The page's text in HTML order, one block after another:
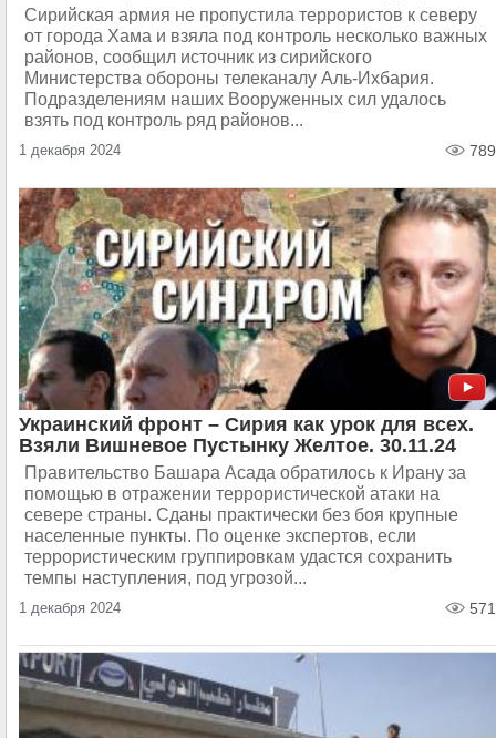
Сирийская армия не пропустила террористов к северу
от города Хама и взяла под контроль несколько важных
районов, сообщил источник из сирийского
Министерства обороны телеканалу Аль-Ихбария.
Подразделениям наших Вооруженных сил удалось
взять под контроль ряд районов...
1 декабря 2024 789
Украинский фронт – Сирия как урок для всех.
Взяли Вишневое Пустынку Желтое. 30.11.24
Правительство Башара Асада обратилось к Ирану за
помощью в отражении террористической атаки на
севере страны. Сданы практически без боя крупные
населенные пункты. По оценке экспертов, если
террористическим группировкам удастся сохранить
темпы наступления, под угрозой...
1 декабря 2024 571